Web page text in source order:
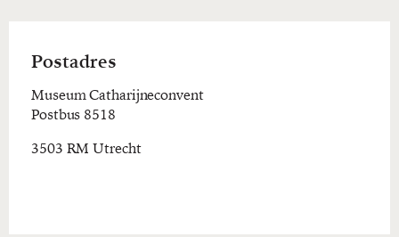
Postadres
Museum Catharijneconvent
Postbus 8518
3503 RM Utrecht